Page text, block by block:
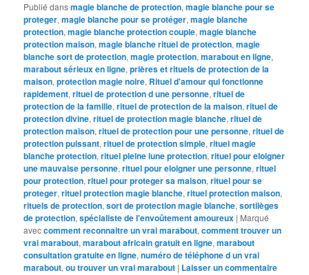
Publié dansmagie blanche de protection,magie blanche pour se
proteger,magie blanche pour se protéger,magie blanche
protection,magie blanche protection couple,magie blanche
protection maison,magie blanche rituel de protection,magie
blanche sort de protection,magie protection,marabout en ligne,
marabout sérieux en ligne,prières et rituels de protection de la
maison,protection magie noire, Rituel d'amour qui fonctionne
rapidement,rituel de protection d une personne,rituel de
protection de la famille,rituel de protection de la maison,rituel de
protection divine,rituel de protection magie blanche,rituel de
protection maison,rituel de protection pour une personne,rituel de
protection puissant,rituel de protection simple,rituel magie
blanche protection,rituel pleine lune protection,rituel pour eloigner
une mauvaise personne,rituel pour eloigner une personne,rituel
pour protection,rituel pour proteger sa maison,rituel pour se
proteger,rituel protection magie blanche,rituel protection maison,
rituels de protection,sort de protection magie blanche,sortilèges
de protection,spécialiste de l'envoûtement amoureux | Marqué
aveccomment reconnaitre un vrai marabout,comment trouver un
vrai marabout,marabout africain gratuit en ligne,marabout
consultation gratuite en ligne,numéro de téléphone d un vrai
marabout,ou trouver un vrai marabout | Laisser un commentaire